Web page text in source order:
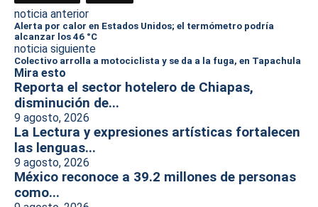
noticia anterior
Alerta por calor en Estados Unidos; el termómetro podría
alcanzar los 46 °C
noticia siguiente
Colectivo arrolla a motociclista y se da a la fuga, en Tapachula
Mira esto
Reporta el sector hotelero de Chiapas,
disminución de...
9 agosto, 2026
La Lectura y expresiones artísticas fortalecen
las lenguas...
9 agosto, 2026
México reconoce a 39.2 millones de personas
como...